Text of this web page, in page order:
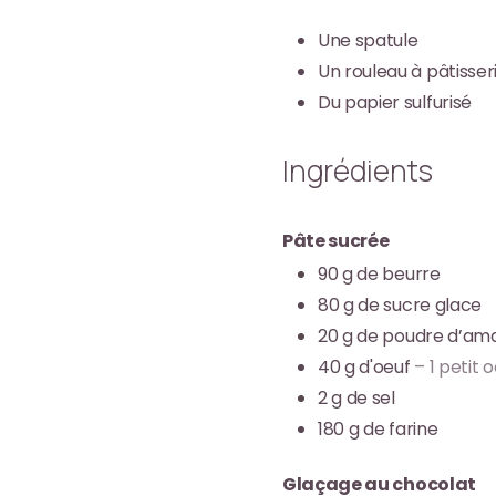
Une spatule
Un rouleau à
Du papier sulfurisé
Ingrédients
Pâte sucrée
90gde beurre
80gde sucre glace
20gde poudre
40gd'oeuf – 1 petit
2gde sel
180 gde farine
Glaçage au chocolat